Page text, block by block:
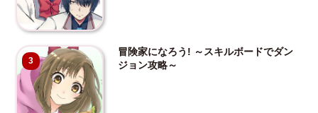
3
冒険家になろう! ～スキルボードでダン
ジョン攻略～